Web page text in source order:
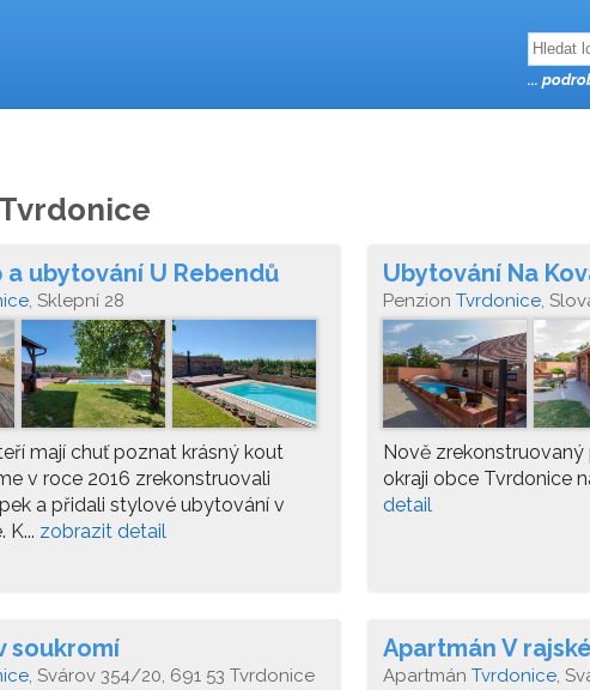
a ubytování U Rebendů
, Sklepní 28
mají chuť poznat krásný kout
v roce 2016 zrekonstruovali
a přidali stylové ubytování v
K... zobrazit detail
Ubytování Na
Penzion Tvrdonice,
Nově
okraji obce Tvrdonice
detail
soukromí
, Svárov 354/20, 691 53 Tvrdonice
Apartmán V
Apartmán Tvrdonice,
...